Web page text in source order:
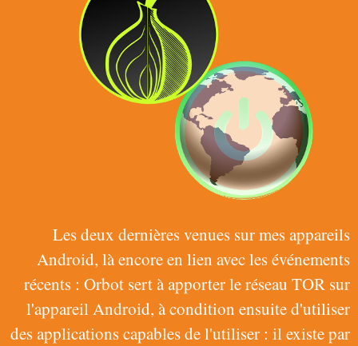
Les deux dernières venues sur mes appareils
Android, là encore en lien avec les événements
récents : Orbot sert à apporter le réseau TOR sur
l'appareil Android, à condition ensuite d'utiliser
des applications capables de l'utiliser : il existe par